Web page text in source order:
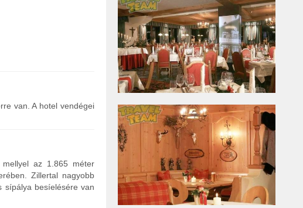
van. A hotel vendégei
az 1.865 méter
Zillertal nagyobb
sípálya besíelésére van